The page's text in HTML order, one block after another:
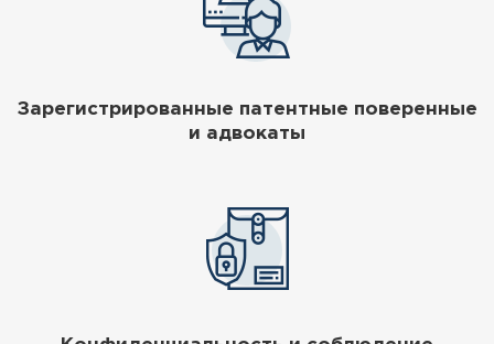
Зарегистрированные патентные поверенные
и адвокаты